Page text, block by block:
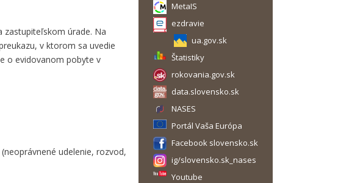
zastupiteľskom úrade. Na
v ktorom sa uvedie
o evidovanom pobyte v
udelenie, rozvod,
MetaIS
ezdravie
ua.gov.sk
Štatistiky
rokovania.gov.sk
data.slovensko.sk
NASES
Portál Vaša Európa
Facebook slovensko.sk
ig/slovensko.sk_nases
Youtube